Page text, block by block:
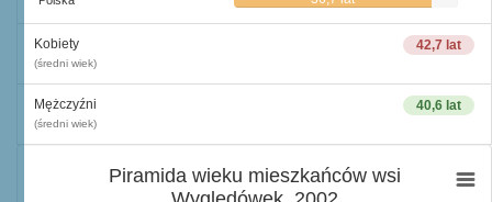
42,7 lat
Kobiety
(średni wiek)
40,6 lat
Mężczyźni
(średni wiek)
Piramida wieku mieszkańców wsi